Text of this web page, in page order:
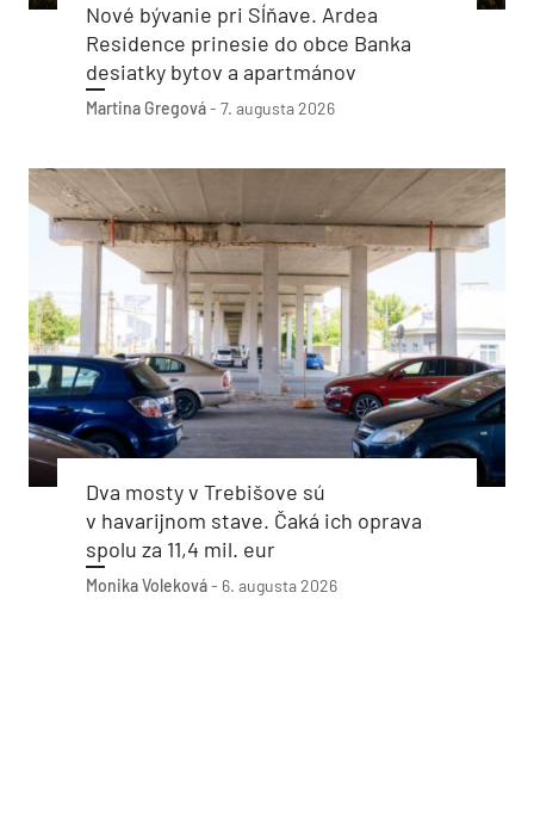
Nové bývanie pri Sĺňave. Ardea
Residence prinesie do obce Banka
desiatky bytov a apartmánov
Martina Gregová- 7. augusta 2026
Dva mosty v Trebišove sú
v havarijnom stave. Čaká ich oprava
spolu za 11,4 mil. eur
Monika Voleková- 6. augusta 2026